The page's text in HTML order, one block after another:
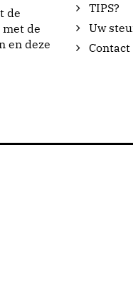
de
de
en deze
TIPS?
Uw
Contact